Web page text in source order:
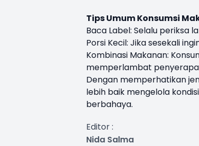
Tips Umum Konsumsi
Baca Label: Selalu periksa
Porsi Kecil: Jika sesekali
Kombinasi Makanan:
memperlambat
Dengan memperhatikan
lebih baik mengelola
berbahaya.
Editor :
Nida Salma